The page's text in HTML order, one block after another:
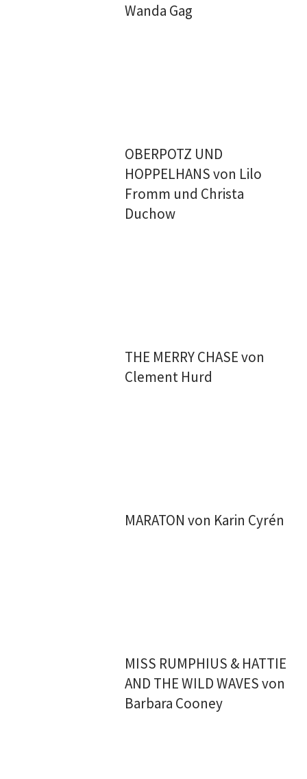
Wanda Gag
OBERPOTZ UND
HOPPELHANS von Lilo
Fromm und Christa
Duchow
THE MERRY CHASE von
Clement Hurd
MARATON von Karin Cyrén
MISS RUMPHIUS & HATTIE
AND THE WILD WAVES von
Barbara Cooney